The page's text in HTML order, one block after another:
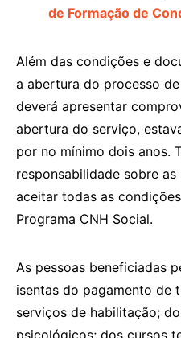
de Formação de
Além das condições e
a abertura do processo
deverá apresentar
abertura do serviço,
por no mínimo dois anos.
responsabilidade sobre
aceitar todas as
Programa CNH Social.
As pessoas beneficiadas
isentas do pagamento de
serviços de habilitação;